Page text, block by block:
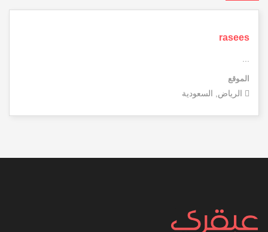
rasees
الموقع
الرياض, السعودية